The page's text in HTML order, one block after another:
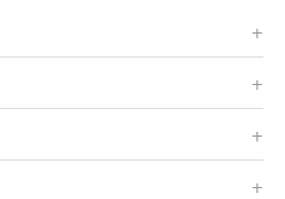
+
+
+
+